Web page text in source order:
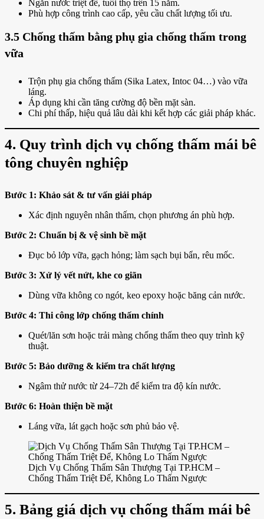
Ngăn nước triệt để, tuổi thọ trên 15 năm.
Phù hợp công trình cao cấp, yêu cầu chất lượng tối ưu.
3.5 Chống thấm bằng phụ gia chống thấm trong
vữa
Trộn phụ gia chống thấm (Sika Latex, Intoc 04…) vào vữa
láng.
Áp dụng khi cần tăng cường độ bền mặt sàn.
Chi phí thấp, hiệu quả lâu dài khi kết hợp các giải pháp khác.
4. Quy trình dịch vụ chống thấm mái bê
tông chuyên nghiệp
Bước 1: Khảo sát & tư vấn giải pháp
Xác định nguyên nhân thấm, chọn phương án phù hợp.
Bước 2: Chuẩn bị & vệ sinh bề mặt
Đục bỏ lớp vữa, gạch hỏng; làm sạch bụi bẩn, rêu mốc.
Bước 3: Xử lý vết nứt, khe co giãn
Dùng vữa không co ngót, keo epoxy hoặc băng cản nước.
Bước 4: Thi công lớp chống thấm chính
Quét/lăn sơn hoặc trải màng chống thấm theo quy trình kỹ
thuật.
Bước 5: Bảo dưỡng & kiểm tra chất lượng
Ngâm thử nước từ 24–72h để kiểm tra độ kín nước.
Bước 6: Hoàn thiện bề mặt
Láng vữa, lát gạch hoặc sơn phủ bảo vệ.
Dịch Vụ Chống Thấm Sân Thượng Tại TP.HCM –
Chống Thấm Triệt Để, Không Lo Thấm Ngược
5. Bảng giá dịch vụ chống thấm mái bê